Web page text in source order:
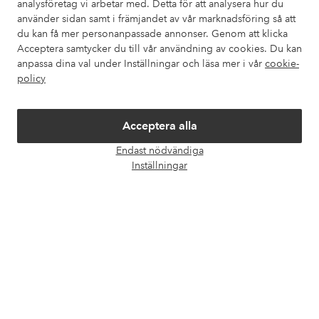
analysföretag vi arbetar med. Detta för att analysera hur du
använder sidan samt i främjandet av vår marknadsföring så att
du kan få mer personanpassade annonser. Genom att klicka
Acceptera samtycker du till vår användning av cookies. Du kan
anpassa dina val under Inställningar och läsa mer i vår cookie-
policy
Acceptera alla
Endast nödvändiga
Inställningar
Mina sidor
Om Ellos